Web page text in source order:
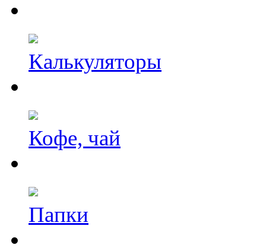
Калькуляторы
Кофе, чай
Папки